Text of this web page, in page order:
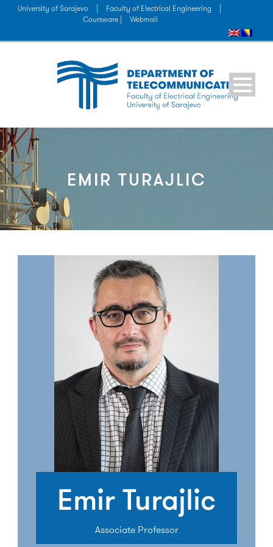
University of Sarajevo Faculty of Electrical Engineering
Coursware |
Webmail
EMIR TURAJLIC
Emir Turajlic
Associate Professor